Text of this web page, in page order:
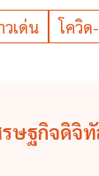
วเด่น โควิด
รษฐกิจดิจิ